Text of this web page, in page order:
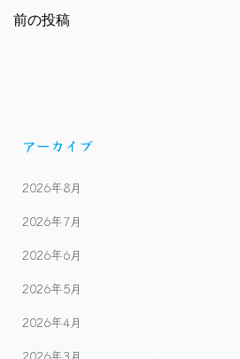
navigation
前の投稿
アーカイブ
2026年8月
2026年7月
2026年6月
2026年5月
2026年4月
2026年3月